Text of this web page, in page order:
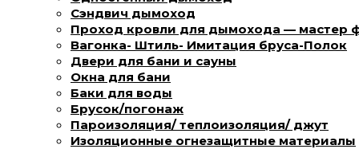
Сэндвич дымоход
Проход кровли для дымохода — мастер
Вагонка- Штиль- Имитация бруса-Полок
Двери для бани и сауны
Окна для бани
Баки для воды
Брусок/погонаж
Пароизоляция/ теплоизоляция/ джут
Изоляционные огнезащитные материалы